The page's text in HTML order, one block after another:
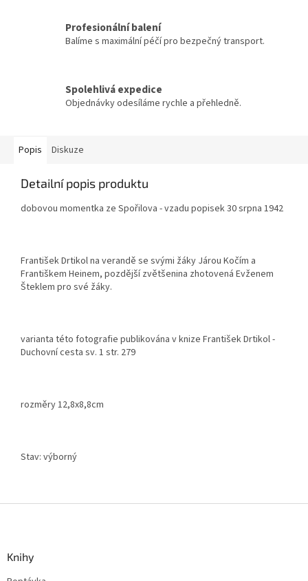
Profesionální balení
Balíme s maximální péčí pro bezpečný transport.
Spolehlivá expedice
Objednávky odesíláme rychle a přehledně.
Popis Diskuze
Detailní popis produktu
dobovou momentka ze Spořilova - vzadu popisek 30 srpna 1942
František Drtikol na verandě se svými žáky Járou Kočím a
Františkem Heinem, pozdější zvětšenina zhotovená Evženem
Šteklem pro své žáky.
varianta této fotografie publikována v knize František Drtikol -
Duchovní cesta sv. 1 str. 279
rozměry 12,8x8,8cm
Stav: výborný
Knihy